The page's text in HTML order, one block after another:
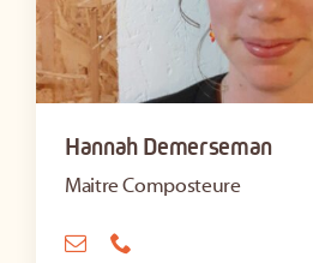
Hannah Demerseman
Maitre Composteure